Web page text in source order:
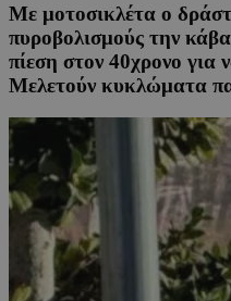
Με μοτοσικλέτα ο
πυροβολισμούς την
πίεση στον 40χρονο για
Μελετούν κυκλώματα